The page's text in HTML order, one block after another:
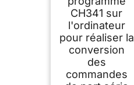
CH341 sur
l'ordinateur
pour réaliser la
conversion
des
commandes